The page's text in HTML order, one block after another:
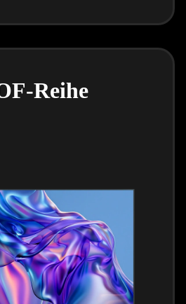
Reihe